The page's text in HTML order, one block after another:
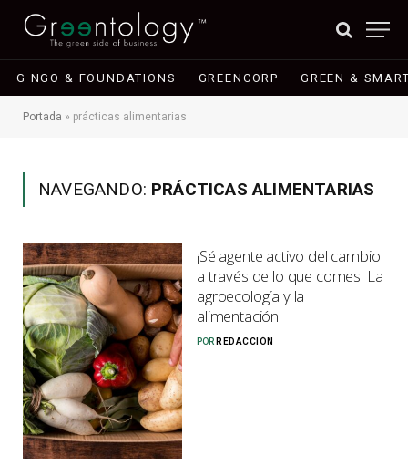
G NGO & FOUNDATIONS GREENCORP GREEN &
Portada » prácticas alimentarias
NAVEGANDO: PRÁCTICAS ALIMENTARIAS
¡Sé agente activo del cambio
a través de lo que comes! La
agroecología y la
alimentación
POR REDACCIÓN